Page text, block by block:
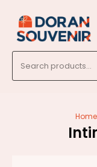
for:
Home